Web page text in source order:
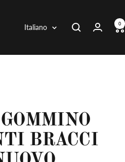
Lingua
Italiano 0
BRACCI